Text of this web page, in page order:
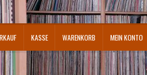
KASSE WARENKORB MEIN KONTO